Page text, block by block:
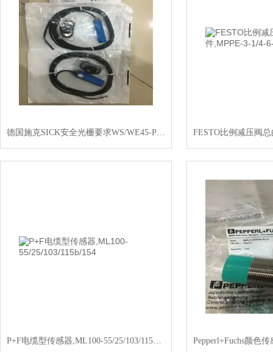
德国施克SICK安全光栅要求WS/WE45-P260
P+F电缆型传感器,ML100-55/25/103/115b/154